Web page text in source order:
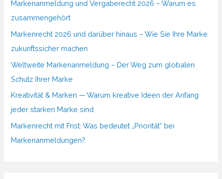
Markenanmeldung und Vergaberecht 2026 – Warum es
zusammengehört
Markenrecht 2026 und darüber hinaus – Wie Sie Ihre Marke
zukunftssicher machen
Weltweite Markenanmeldung – Der Weg zum globalen
Schutz Ihrer Marke
Kreativität & Marken — Warum kreative Ideen der Anfang
jeder starken Marke sind
Markenrecht mit Frist: Was bedeutet „Priorität“ bei
Markenanmeldungen?